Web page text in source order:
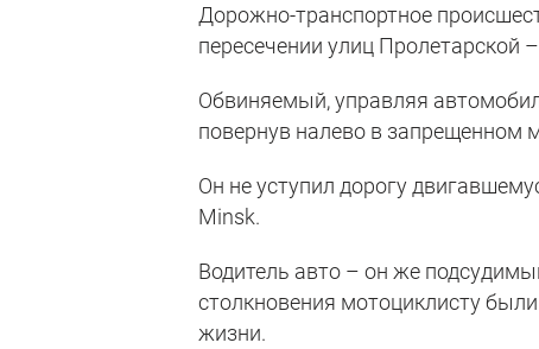
Дорожно-транспортное
пересечении улиц Пролетарской
Обвиняемый, управляя
повернув налево в запрещенном
Он не уступил дорогу
Minsk.
Водитель авто – он же
столкновения мотоциклисту
жизни.